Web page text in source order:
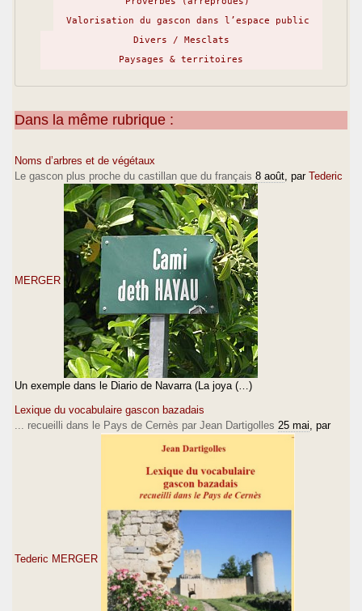
Valorisation du gascon dans l’espace public
Divers / Mesclats
Paysages & territoires
Dans la même rubrique :
Noms d’arbres et de végétaux
Le gascon plus proche du castillan que du français 8 août , par Tederic
MERGER
Un exemple dans le Diario de Navarra (La joya (…)
Lexique du vocabulaire gascon bazadais
... recueilli dans le Pays de Cernès par Jean Dartigolles 25 mai , par
Tederic MERGER